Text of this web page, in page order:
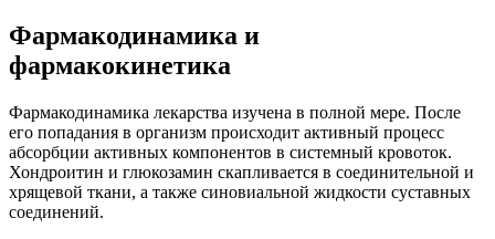
Фармакодинамика и
фармакокинетика
Фармакодинамика лекарства изучена в полной мере. После
его попадания в организм происходит активный процесс
абсорбции активных компонентов в системный кровоток.
Хондроитин и глюкозамин скапливается в соединительной и
хрящевой ткани, а также синовиальной жидкости суставных
соединений.